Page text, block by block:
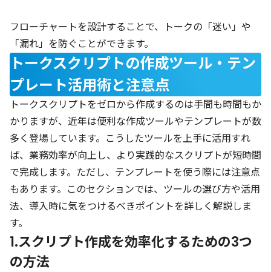
フローチャートを設計することで、トークの「迷い」や
「漏れ」を防ぐことができます。
トークスクリプトの作成ツール・テン
プレート活用術と注意点
トークスクリプトをゼロから作成するのは手間も時間もか
かりますが、近年は便利な作成ツールやテンプレートが数
多く登場しています。こうしたツールを上手に活用すれ
ば、業務効率が向上し、より実践的なスクリプトが短時間
で完成します。ただし、テンプレートを使う際には注意点
もあります。このセクションでは、ツールの選び方や活用
法、導入時に気をつけるべきポイントを詳しく解説しま
す。
1.スクリプト作成を効率化するための3つ
の方法